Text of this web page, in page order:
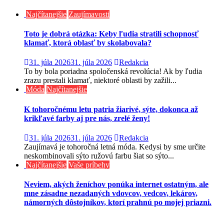
Najčítanejšie Zaujímavosti
Toto je dobrá otázka: Keby ľudia stratili schopnosť
klamať, ktorá oblasť by skolabovala?
31. júla 202631. júla 2026
Redakcia
To by bola poriadna spoločenská revolúcia! Ak by ľudia
zrazu prestali klamať, niektoré oblasti by zažili...
Móda Najčítanejšie
K tohoročnému letu patria žiarivé, sýte, dokonca až
krikľavé farby aj pre nás, zrelé ženy!
31. júla 202631. júla 2026
Redakcia
Zaujímavá je tohoročná letná móda. Kedysi by sme určite
neskombinovali sýto ružovú farbu šiat so sýto...
Najčítanejšie Vaše príbehy
Neviem, akých ženíchov ponúka internet ostatným, ale
mne zásadne nezadaných vdovcov, vedcov, lekárov,
námorných dôstojníkov, ktorí prahnú po mojej priazni.